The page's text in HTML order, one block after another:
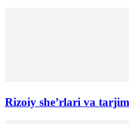
Rizoiy she’rlari va